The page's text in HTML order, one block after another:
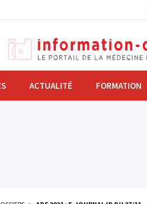
ACTUALITÉ FORMATION